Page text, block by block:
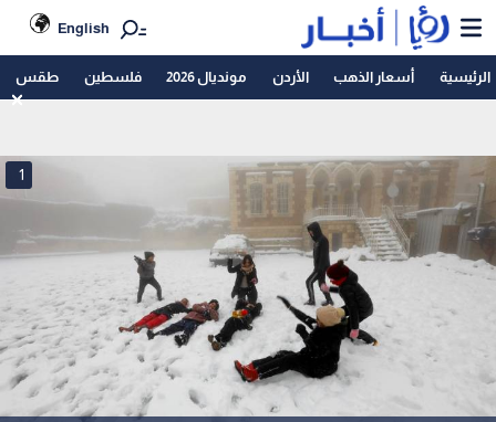
English
الرئيسية أسعار الذهب الأردن مونديال 2026 فلسطين طقس
1